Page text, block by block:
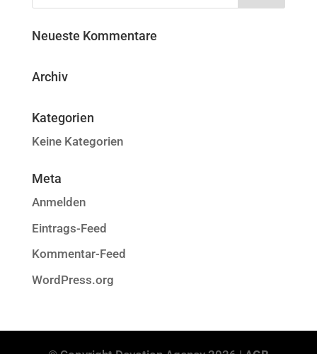
Neueste Kommentare
Archiv
Kategorien
Keine Kategorien
Meta
Anmelden
Eintrags-Feed
Kommentar-Feed
WordPress.org